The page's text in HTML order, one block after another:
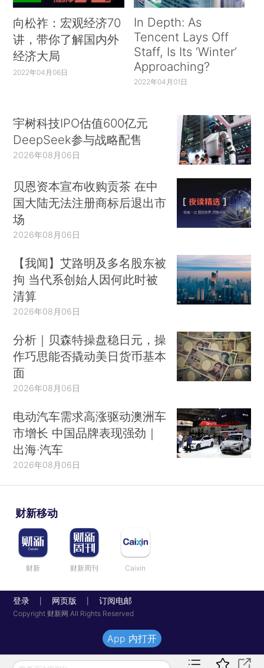
向松祚：宏观经济70
讲，带你了解国内外
经济大局
2022年04月06日
In Depth: As
Tencent Lays Off
Staff, Is Its ‘Winter’
Approaching?
2022年04月01日
宇树科技IPO估值600亿元
DeepSeek参与战略配售
2026年08月06日
贝恩资本宣布收购贡茶 在中
国大陆无法注册商标后退出市
场
2026年08月06日
【我闻】艾路明及多名股东被
拘 当代系创始人因何此时被
清算
2026年08月06日
分析｜贝森特操盘稳日元，操
作巧思能否撬动美日货币基本
面
2026年08月06日
电动汽车需求高涨驱动澳洲车
市增长 中国品牌表现强劲｜
出海·汽车
2026年08月06日
财新移动
财新 财新周刊 Caixin
登录 网页版 订阅电邮
Copyright 财新网 All Rights Reserved
App 内打开